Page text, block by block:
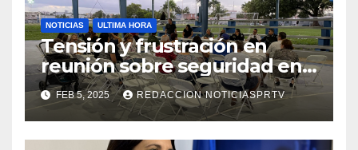
NOTICIAS ULTIMA HORA
Tensión y frustración en
reunión sobre seguridad en
Reparto Metropolitano
FEB 5, 2025 REDACCION NOTICIASPRTV